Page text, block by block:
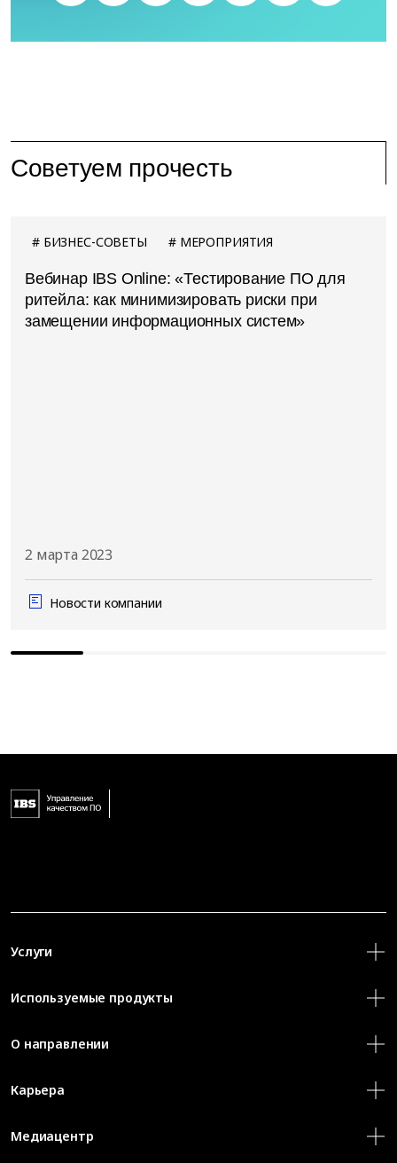
Советуем прочесть
БИЗНЕС-СОВЕТЫ МЕРОПРИЯТИЯ
Вебинар IBS Online: «Тестирование ПО для
ритейла: как минимизировать риски при
замещении информационных систем»
2 марта 2023
Новости компании
Услуги
Используемые продукты
О направлении
Карьера
Медиацентр